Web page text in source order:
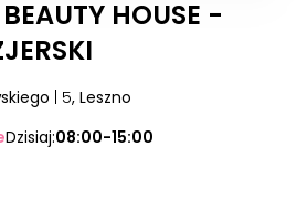
HOUSE -
| 5, Leszno
Dzisiaj:08:00-15:00